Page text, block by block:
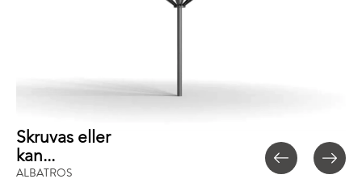
Skruvas eller
kan...
ALBATROS